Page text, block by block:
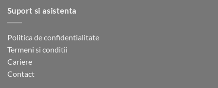
Suport si asistenta
Politica de confidentialitate
Termeni si conditii
Cariere
Contact